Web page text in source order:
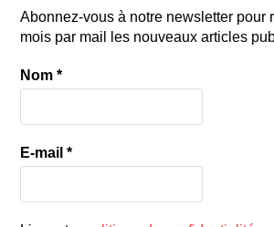
Abonnez-vous à notre newsletter pour
mois par mail les nouveaux articles
Nom*
E-mail*